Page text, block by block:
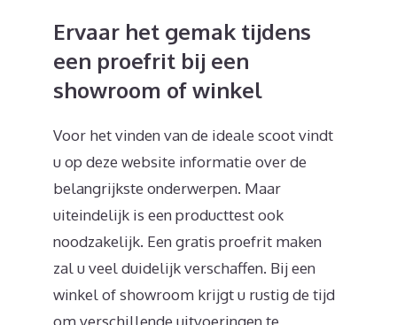
Ervaar het gemak tijdens
een proefrit bij een
showroom of winkel
Voor het vinden van de ideale scoot vindt
u op deze website informatie over de
belangrijkste onderwerpen. Maar
uiteindelijk is een producttest ook
noodzakelijk. Een gratis proefrit maken
zal u veel duidelijk verschaffen. Bij een
winkel of showroom krijgt u rustig de tijd
om verschillende uitvoeringen te